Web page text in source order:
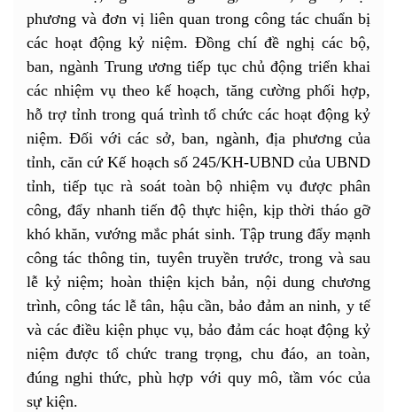
phương và đơn vị liên quan trong công tác chuẩn bị
các hoạt động kỷ niệm. Đồng chí đề nghị các bộ,
ban, ngành Trung ương tiếp tục chủ động triển khai
các nhiệm vụ theo kế hoạch, tăng cường phối hợp,
hỗ trợ tỉnh trong quá trình tổ chức các hoạt động kỷ
niệm. Đối với các sở, ban, ngành, địa phương của
tỉnh, căn cứ Kế hoạch số 245/KH-UBND của UBND
tỉnh, tiếp tục rà soát toàn bộ nhiệm vụ được phân
công, đẩy nhanh tiến độ thực hiện, kịp thời tháo gỡ
khó khăn, vướng mắc phát sinh. Tập trung đẩy mạnh
công tác thông tin, tuyên truyền trước, trong và sau
lễ kỷ niệm; hoàn thiện kịch bản, nội dung chương
trình, công tác lễ tân, hậu cần, bảo đảm an ninh, y tế
và các điều kiện phục vụ, bảo đảm các hoạt động kỷ
niệm được tổ chức trang trọng, chu đáo, an toàn,
đúng nghi thức, phù hợp với quy mô, tầm vóc của
sự kiện.